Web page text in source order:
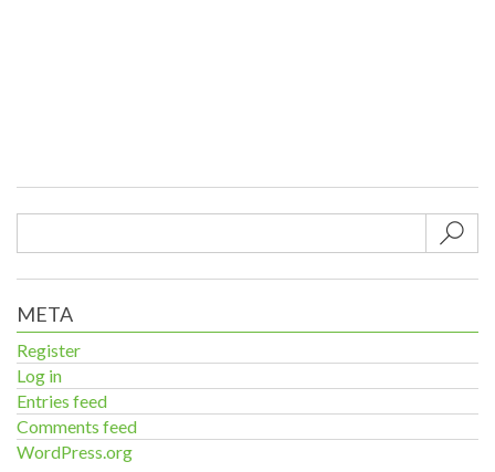
META
Register
Log in
Entries feed
Comments feed
WordPress.org